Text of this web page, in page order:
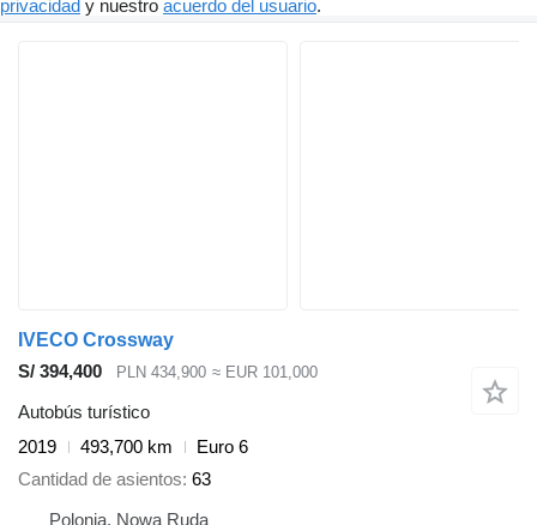
privacidad y nuestro acuerdo del usuario.
IVECO Crossway
S/ 394,400
PLN 434,900 ≈ EUR 101,000
Autobús turístico
2019
493,700 km
Euro 6
Cantidad de asientos 63
Polonia, Nowa Ruda